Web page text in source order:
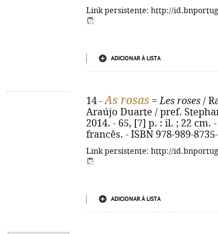
Link persistente: http://
ADICIONAR À LISTA
14 -As rosas =Les roses /
Araújo Duarte / pref.
2014. - 65, [7] p. : il. ; 22
francês. - ISBN 978-989-
Link persistente: http://
ADICIONAR À LISTA